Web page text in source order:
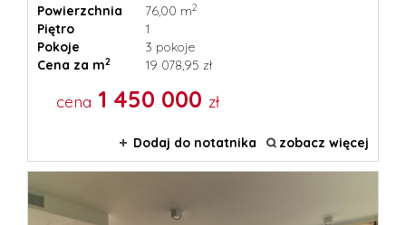
Powierzchnia 76,00 m2
Piętro
1
Pokoje
3 pokoje
Cena za m2 19 078,95 zł
cena 1 450 000 zł
Dodaj do notatnika zobacz więcej